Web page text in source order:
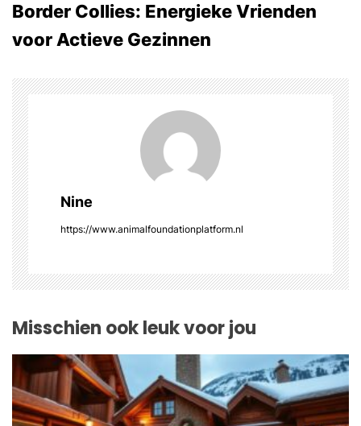
t
n
a
v
i
g
a
t
i
o
n
Border Collies: Energieke Vrienden
voor Actieve Gezinnen
Nine
https://www.animalfoundationplatform.nl
Misschien ook leuk voor jou